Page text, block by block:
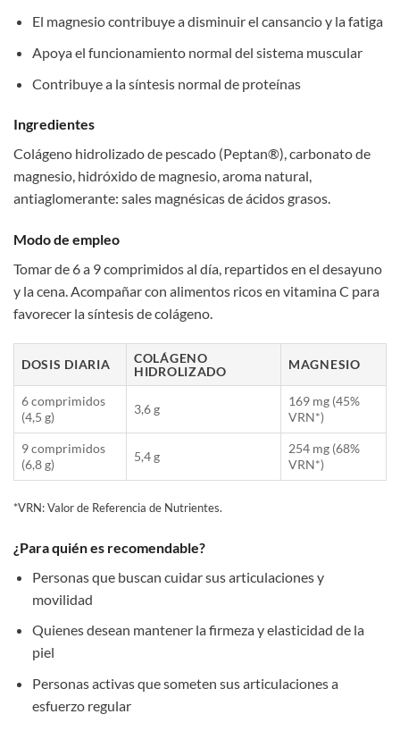
El magnesio contribuye a disminuir el cansancio y la fatiga
Apoya el funcionamiento normal del sistema muscular
Contribuye a la síntesis normal de proteínas
Ingredientes
Colágeno hidrolizado de pescado (Peptan®), carbonato de
magnesio, hidróxido de magnesio, aroma natural,
antiaglomerante: sales magnésicas de ácidos grasos.
Modo de empleo
Tomar de 6 a 9 comprimidos al día, repartidos en el desayuno
y la cena. Acompañar con alimentos ricos en vitamina C para
favorecer la síntesis de colágeno.
DOSIS DIARIA
COLÁGENO
HIDROLIZADO
MAGNESIO
6 comprimidos
(4,5 g)
3,6 g
169 mg (45%
VRN*)
9 comprimidos
(6,8 g)
5,4 g
254 mg (68%
VRN*)
*VRN: Valor de Referencia de Nutrientes.
¿Para quién es recomendable?
Personas que buscan cuidar sus articulaciones y
movilidad
Quienes desean mantener la firmeza y elasticidad de la
piel
Personas activas que someten sus articulaciones a
esfuerzo regular